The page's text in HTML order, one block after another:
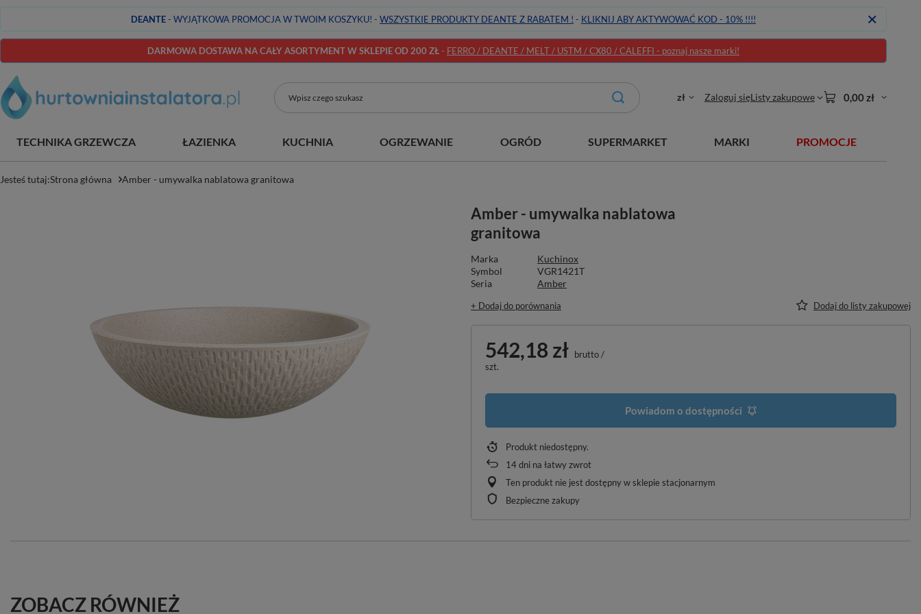
DEANTE- WYJĄTKOWA PROMOCJA W TWOIM KOSZYKU! - WSZYSTKIE PRODUKTY DEANTE Z RABATEM ! - KLIKNIJ ABY AKTYWOWAĆ KOD - 10% !!!!
DARMOWA DOSTAWA NA CAŁY ASORTYMENT W SKLEPIE OD 200 ZŁ- FERRO / DEANTE / MELT / USTM / CX80 / CALEFFI - poznaj nasze marki!
zł Zaloguj sięListy zakupowe 0,00 zł
TECHNIKA GRZEWCZA ŁAZIENKA KUCHNIA OGRZEWANIE OGRÓD SUPERMARKET MARKI PROMOCJE
Jesteś tutaj:Strona główna Amber - umywalka nablatowa granitowa
Amber - umywalka nablatowa
granitowa
Marka
Kuchinox
Symbol
VGR1421T
Seria
Amber
+ Dodaj do porównania Dodaj do listy zakupowej
542,18 zł brutto/
szt.
Powiadom o dostępności
Produkt niedostępny
14dni na łatwy zwrot
Ten produkt nie jest dostępny w sklepie stacjonarnym
Bezpieczne zakupy
ZOBACZ RÓWNIEŻ